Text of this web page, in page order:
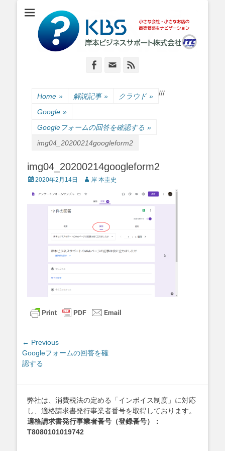
岸本ビジネスサポ
ート株式会社
小さな会社・小さなお店のIT経営をナビゲーション
Facebook
Email
Home » 解説記事 » /
クラウド » /
Google »
/
Googleフォームの回答を確認する »
img04_20200214googleform2
img04_20200214googleform2
Posted
2020年2月14日 Author
岸 本圭史
投
稿
ナ
ー
シ
ョ
← Previous
Previous
post:
Googleフォームの回答を確
認する
弊社は、消費税法の定める「インボイス制度」に対応
し、適格請求書発行事業者番号を取得しております。
適格請求書発行事業者番号（登録番号）：
T8080101019742